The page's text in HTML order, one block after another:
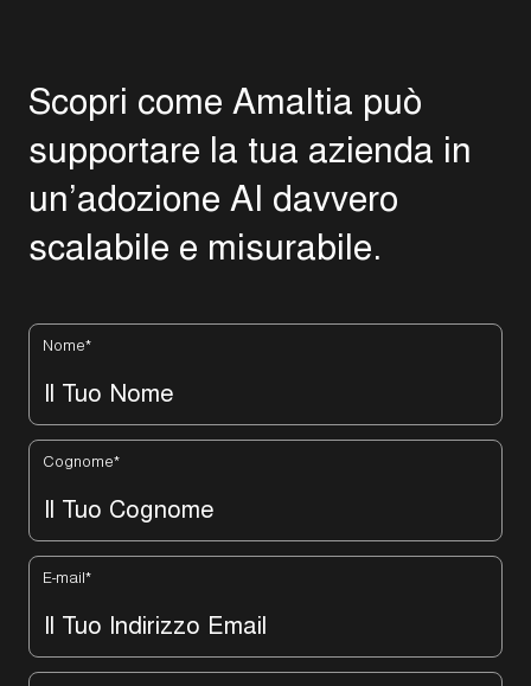
Scopri come Amaltia può
supportare la tua azienda in
un’adozione AI davvero
scalabile e misurabile.
Nome*
Cognome*
E-mail*